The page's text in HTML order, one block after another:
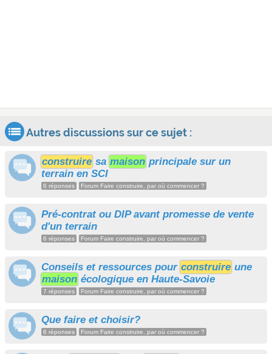
Autres discussions sur ce sujet :
construire sa maison principale sur un
terrain en SCI
6 réponses Forum Faire construire, par où commencer ?
Pré-contrat ou DIP avant promesse de vente
d'un terrain
6 réponses Forum Faire construire, par où commencer ?
Conseils et ressources pour construire une
maison écologique en Haute-Savoie
7 réponses Forum Faire construire, par où commencer ?
Que faire et choisir?
6 réponses Forum Faire construire, par où commencer ?